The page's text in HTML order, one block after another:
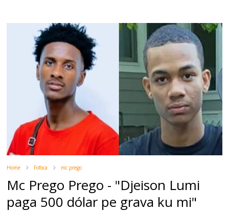
Home Fofoca mc prego
Mc Prego Prego - "Djeison Lumi
paga 500 dólar pe grava ku mi"